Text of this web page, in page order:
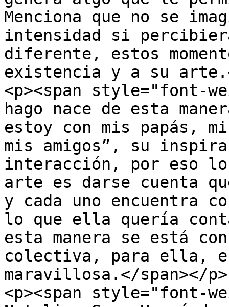
Menciona que no se
intensidad si
diferente, estos
existencia y a su
<p><span style="font-
hago nace de esta
estoy con mis papás,
mis amigos”, su
interacción, por eso lo
arte es darse cuenta
y cada uno encuentra
lo que ella quería
esta manera se está
colectiva, para ella,
maravillosa.</span></p>
<p><span style="font-